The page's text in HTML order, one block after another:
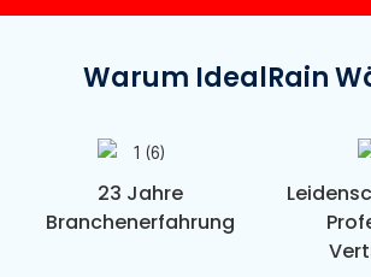
Warum IdealRain
23 Jahre
Branchenerfahrung